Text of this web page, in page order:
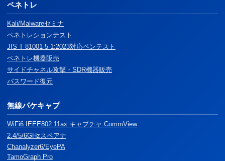
ペネトレ
Kali/Malwareセミナ
ペネトレションテスト
JIS T 81001-5-1:2023対応ペンテスト
ペネトレ機器販売
サイドチャネル攻撃・SDR機器販売
パスワード復元
無線パケキャプ
WiFi6 IEEE802.11ax キャプチャ CommView
2.4/5/6GHzスペアナ
Chanalyzer6/EyePA
TamoGraph Pro